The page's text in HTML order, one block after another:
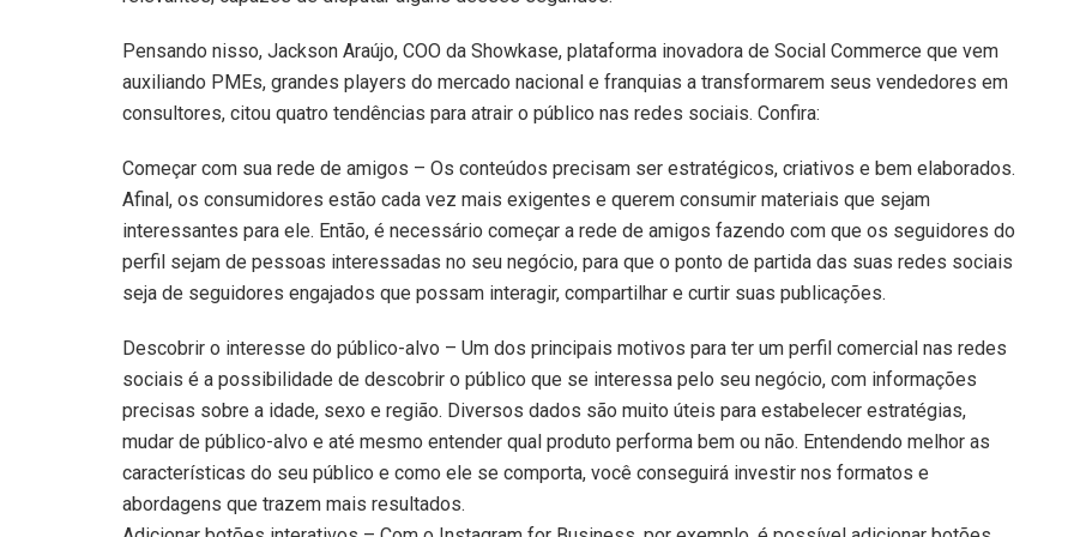
Pensando nisso, Jackson Araújo, COO da Showkase, plataforma inovadora de Social Commerce que vem
auxiliando PMEs, grandes players do mercado nacional e franquias a transformarem seus vendedores em
consultores, citou quatro tendências para atrair o público nas redes sociais. Confira:
Começar com sua rede de amigos – Os conteúdos precisam ser estratégicos, criativos e bem elaborados.
Afinal, os consumidores estão cada vez mais exigentes e querem consumir materiais que sejam
interessantes para ele. Então, é necessário começar a rede de amigos fazendo com que os seguidores do
perfil sejam de pessoas interessadas no seu negócio, para que o ponto de partida das suas redes sociais
seja de seguidores engajados que possam interagir, compartilhar e curtir suas publicações.
Descobrir o interesse do público-alvo – Um dos principais motivos para ter um perfil comercial nas redes
sociais é a possibilidade de descobrir o público que se interessa pelo seu negócio, com informações
precisas sobre a idade, sexo e região. Diversos dados são muito úteis para estabelecer estratégias,
mudar de público-alvo e até mesmo entender qual produto performa bem ou não. Entendendo melhor as
características do seu público e como ele se comporta, você conseguirá investir nos formatos e
abordagens que trazem mais resultados.